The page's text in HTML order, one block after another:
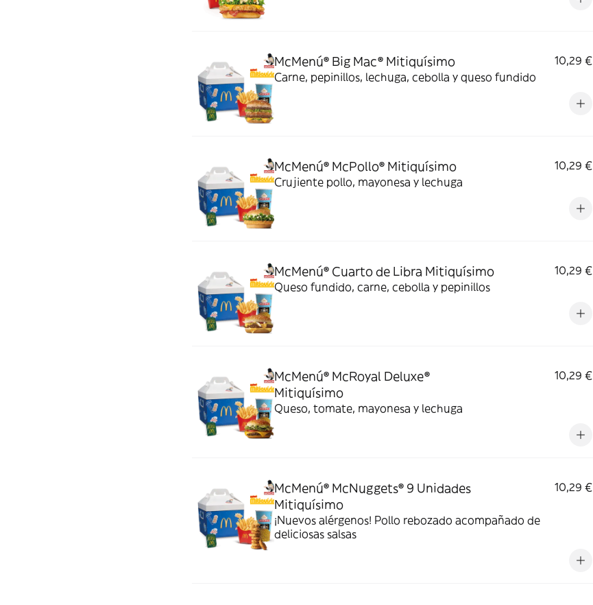
McMenú® Big Mac® Mitiquísimo
10,29 €
Carne, pepinillos, lechuga, cebolla y queso fundido
McMenú® McPollo® Mitiquísimo
10,29 €
Crujiente pollo, mayonesa y lechuga
McMenú® Cuarto de Libra Mitiquísimo
10,29 €
Queso fundido, carne, cebolla y pepinillos
McMenú® McRoyal Deluxe®
Mitiquísimo
10,29 €
Queso, tomate, mayonesa y lechuga
McMenú® McNuggets® 9 Unidades
Mitiquísimo
10,29 €
¡Nuevos alérgenos! Pollo rebozado acompañado de
deliciosas salsas